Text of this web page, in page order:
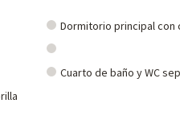
Dormitorio principal con
Cuarto de baño y WC